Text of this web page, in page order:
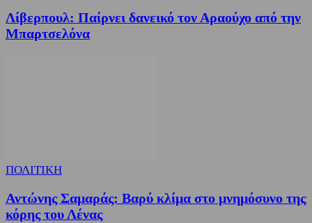
Λίβερπουλ: Παίρνει δανεικό τον Αραούχο από την
Μπαρτσελόνα
ΠΟΛΙΤΙΚΗ
Αντώνης Σαμαράς: Βαρύ κλίμα στο μνημόσυνο της
κόρης του Λένας